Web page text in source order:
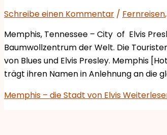
Schreibe einen Kommentar / Fernreisen,
Memphis, Tennessee – City of Elvis
Baumwollzentrum der Welt. Die
von Blues und Elvis Presley. Memphis
trägt ihren Namen in Anlehnung an die
Memphis – die Stadt von Elvis